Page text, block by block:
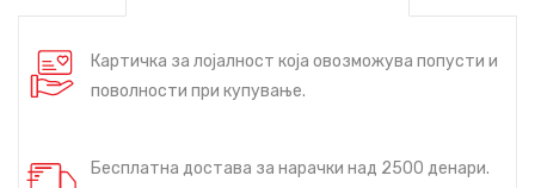
Картичка за лојалност која овозможува попусти и
поволности при купување.
Бесплатна достава за нарачки над 2500 денари.